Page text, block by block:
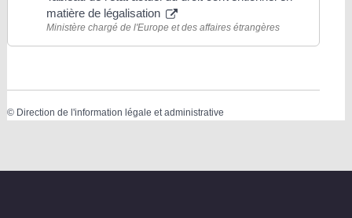
matière de légalisation
Ministère chargé de l'Europe et des affaires étrangères
© Direction de l'information légale et administrative